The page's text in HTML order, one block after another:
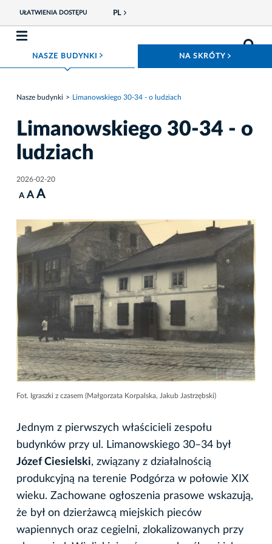
UŁATWIENIA DOSTĘPU PL
NASZE BUDYNKI ROZWIŃ MENU NA SKRÓTY
Nasze budynki Limanowskiego 30-34 - o ludziach
Limanowskiego 30-34 - o
ludziach
2026-02-20
A A A
Fot. Igraszki z czasem (Małgorzata Korpalska, Jakub Jastrzębski)
Jednym z pierwszych właścicieli zespołu
budynków przy ul. Limanowskiego 30–34 był
Józef Ciesielski, związany z działalnością
produkcyjną na terenie Podgórza w połowie XIX
wieku. Zachowane ogłoszenia prasowe wskazują,
że był on dzierżawcą miejskich pieców
wapiennych oraz cegielni, zlokalizowanych przy